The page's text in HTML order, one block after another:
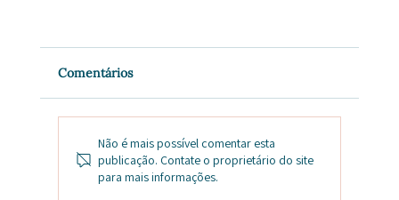
Comentários
Não é mais possível comentar esta
publicação. Contate o proprietário do site
para mais informações.